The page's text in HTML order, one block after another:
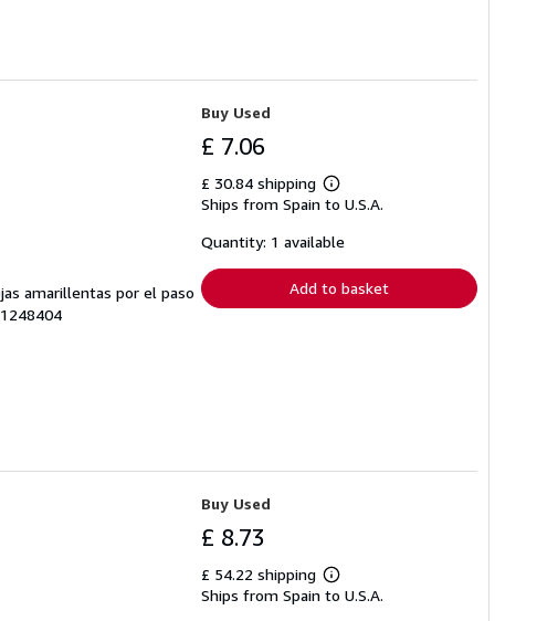
amarillentas por el paso
Buy Used
£ 7.06
£ 30.84 shipping
Learn
more
shipping
Ships from Spain to U.S.A.
Quantity: 1 available
Add to basket
Buy Used
£ 8.73
£ 54.22 shipping
Learn
more
Ships from Spain to U.S.A.